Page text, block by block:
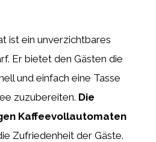
ist ein unverzichtbares
Er bietet den Gästen die
und einfach eine Tasse
zuzubereiten. Die
Kaffeevollautomaten
Zufriedenheit der Gäste.